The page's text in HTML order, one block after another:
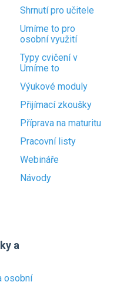
Shrnutí pro učitele
Umíme to pro
osobní využití
Typy cvičení v
Umíme to
Výukové moduly
Přijímací zkoušky
Příprava na maturitu
Pracovní listy
Webináře
Návody
a
osobní